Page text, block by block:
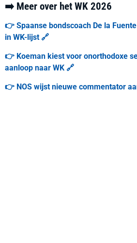
➡️ Meer over het WK 2026
👉 Spaanse bondscoach De la
in WK-lijst 🔗
👉 Koeman kiest voor onorthodoxe
aanloop naar WK 🔗
👉 NOS wijst nieuwe commentator